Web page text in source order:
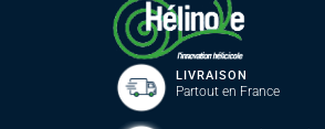
LIVRAISON
Partout en France